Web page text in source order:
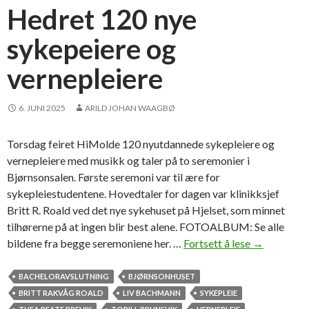
r
o
e
r
o
g
i
p
l
o
m
e
r
s
o
Hedret 120 nye
sykepeiere og
vernepleiere
6. JUNI 2025 ARILD JOHAN WAAGBØ
Torsdag feiret HiMolde 120 nyutdannede sykepleiere og
vernepleiere med musikk og taler på to seremonier i
Bjørnsonsalen. Første seremoni var til ære for
sykepleiestudentene. Hovedtaler for dagen var klinikksjef
Britt R. Roald ved det nye sykehuset på Hjelset, som minnet
tilhørerne på at ingen blir best alene. FOTOALBUM: Se alle
bildene fra begge seremoniene her. … Fortsett å lese H
→
BACHELORAVSLUTNING
BJØRNSONHUSET
BRITT RAKVÅG ROALD
LIV BACHMANN
SYKEPLEIE